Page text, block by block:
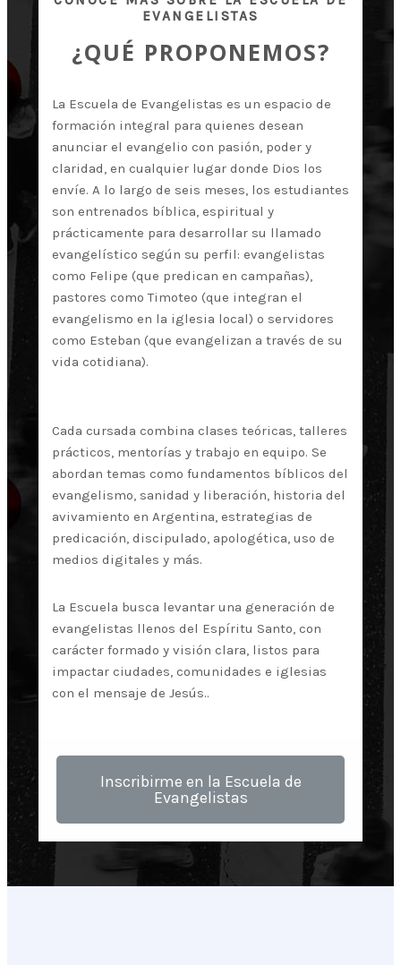
EVANGELISTAS
¿QUÉ PROPONEMOS?
La Escuela de Evangelistas es un espacio de
formación integral para quienes desean
anunciar el evangelio con pasión, poder y
claridad, en cualquier lugar donde Dios los
envíe. A lo largo de seis meses, los estudiantes
son entrenados bíblica, espiritual y
prácticamente para desarrollar su llamado
evangelístico según su perfil: evangelistas
como Felipe (que predican en campañas),
pastores como Timoteo (que integran el
evangelismo en la iglesia local) o servidores
como Esteban (que evangelizan a través de su
vida cotidiana).
Cada cursada combina clases teóricas, talleres
prácticos, mentorías y trabajo en equipo. Se
abordan temas como fundamentos bíblicos del
evangelismo, sanidad y liberación, historia del
avivamiento en Argentina, estrategias de
predicación, discipulado, apologética, uso de
medios digitales y más.
La Escuela busca levantar una generación de
evangelistas llenos del Espíritu Santo, con
carácter formado y visión clara, listos para
impactar ciudades, comunidades e iglesias
con el mensaje de Jesús..
Inscribirme en la Escuela de
Evangelistas